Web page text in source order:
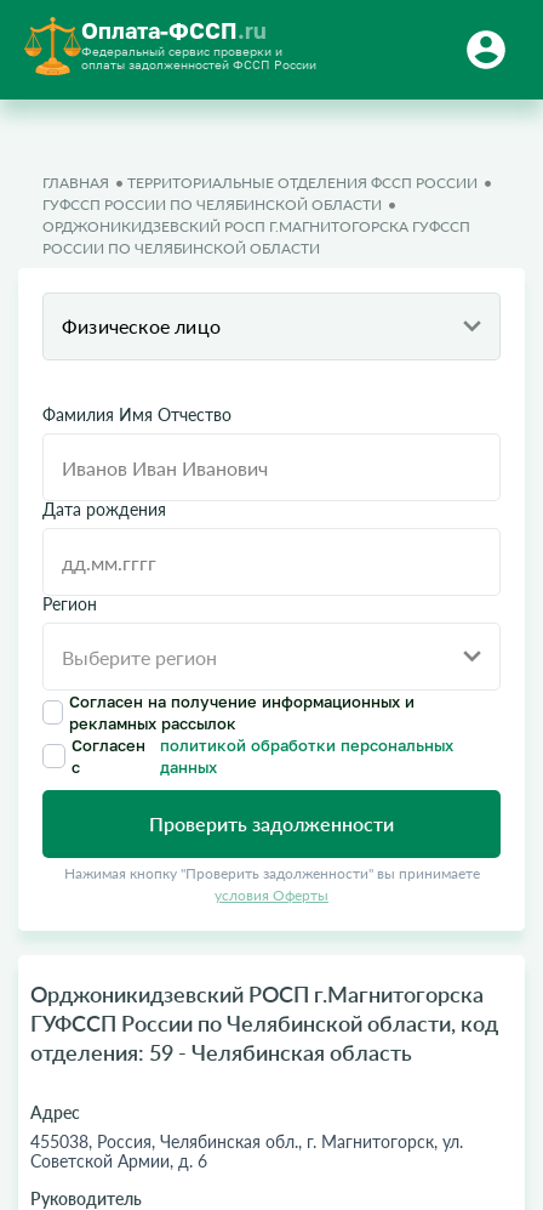
Оплата-ФССП.ru
Федеральный сервис проверки и
оплаты задолженностей ФССП России
ГЛАВНАЯ
ТЕРРИТОРИАЛЬНЫЕ ОТДЕЛЕНИЯ ФССП РОССИИ
ГУФССП РОССИИ ПО ЧЕЛЯБИНСКОЙ ОБЛАСТИ
ОРДЖОНИКИДЗЕВСКИЙ РОСП Г.МАГНИТОГОРСКА ГУФССП
РОССИИ ПО ЧЕЛЯБИНСКОЙ ОБЛАСТИ
Физическое лицо
Фамилия Имя Отчество
Дата рождения
Регион
Согласен на получение информационных и
рекламных рассылок
Согласен
с
политикой обработки персональных
данных
Проверить задолженности
Нажимая кнопку "Проверить задолженности" вы принимаете
условия Оферты
Орджоникидзевский РОСП г.Магнитогорска
ГУФССП России по Челябинской области, код
отделения: 59 - Челябинская область
Адрес
455038, Россия, Челябинская обл., г. Магнитогорск, ул.
Советской Армии, д. 6
Руководитель